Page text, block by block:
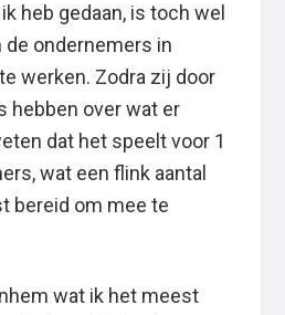
heb gedaan, is toch wel
de ondernemers in
werken. Zodra zij door
hebben over wat er
dat het speelt voor 1
wat een flink aantal
bereid om mee te
wat ik het meest